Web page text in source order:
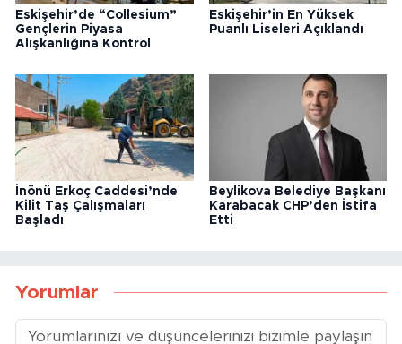
Eskişehir’de “Collesium”
Gençlerin Piyasa
Alışkanlığına Kontrol
Eskişehir’in En Yüksek
Puanlı Liseleri Açıklandı
İnönü Erkoç Caddesi’nde
Kilit Taş Çalışmaları
Başladı
Beylikova Belediye Başkanı
Karabacak CHP’den İstifa
Etti
Yorumlar